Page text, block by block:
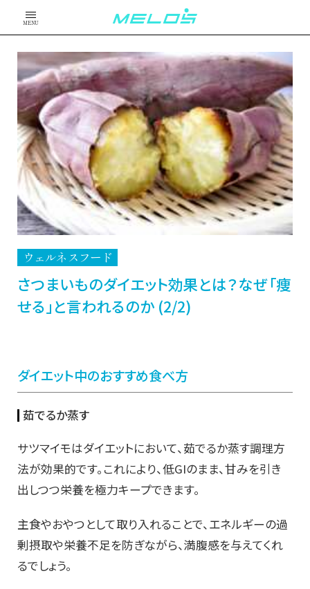
MENU
ウェルネスフード
さつまいものダイエット効果とは？なぜ「痩
せる」と言われるのか (2/2)
ダイエット中のおすすめ食べ方
茹でるか蒸す
サツマイモはダイエットにおいて、茹でるか蒸す調理方
法が効果的です。これにより、低GIのまま、甘みを引き
出しつつ栄養を極力キープできます。
主食やおやつとして取り入れることで、エネルギーの過
剰摂取や栄養不足を防ぎながら、満腹感を与えてくれ
るでしょう。